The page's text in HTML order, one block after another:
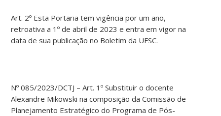
Art. 2º Esta Portaria tem vigência por um ano,
retroativa a 1º de abril de 2023 e entra em vigor na
data de sua publicação no Boletim da UFSC.
Nº 085/2023/DCTJ – Art. 1º Substituir o docente
Alexandre Mikowski na composição da Comissão de
Planejamento Estratégico do Programa de Pós-